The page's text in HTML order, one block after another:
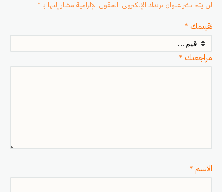
لن يتم نشر عنوان بريدك الإلكتروني. الحقول الإلزامية مشار إليها بـ *
تقييمك *
مراجعتك *
الاسم *